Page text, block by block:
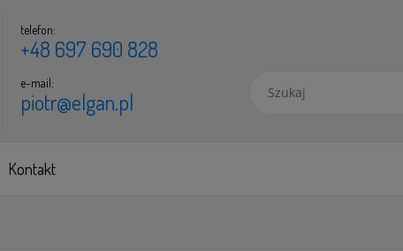
telefon:
+48 697 690 828
e-mail:
piotr@elgan.pl
Kontakt